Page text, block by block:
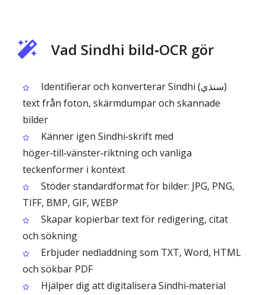
Vad Sindhi bild‑OCR gör
Identifierar och konverterar Sindhi (سنڌي)
text från foton, skärmdumpar och skannade
bilder
Känner igen Sindhi‑skrift med
höger‑till‑vänster‑riktning och vanliga
teckenformer i kontext
Stöder standardformat för bilder: JPG, PNG,
TIFF, BMP, GIF, WEBP
Skapar kopierbar text för redigering, citat
och sökning
Erbjuder nedladdning som TXT, Word, HTML
och sökbar PDF
Hjälper dig att digitalisera Sindhi‑material